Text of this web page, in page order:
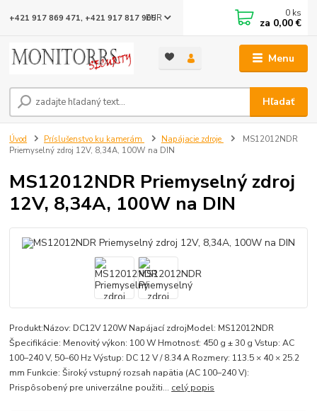
Menu
EUR
Hľadať
+421 917 869 471, +421 917 817 905 0 ks
za 0,00 €
Úvod Príslušenstvo ku kamerám Napájacie zdroje
MS12012NDR
Priemyselný zdroj 12V, 8,34A, 100W na DIN
MS12012NDR Priemyselný zdroj
12V, 8,34A, 100W na DIN
Produkt:Názov: DC12V 120W Napájací zdrojModel: MS12012NDR
Špecifikácie: Menovitý výkon: 100 W Hmotnosť: 450 g ± 30 g Vstup: AC
100–240 V, 50–60 Hz Výstup: DC 12 V / 8.34 A Rozmery: 113.5 × 40 × 25.2
mm Funkcie: Široký vstupný rozsah napätia (AC 100–240 V):
Prispôsobený pre univerzálne použiti... celý popis